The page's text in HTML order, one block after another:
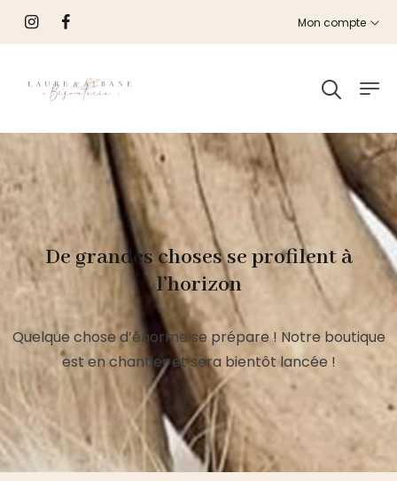
Mon compte
De grandes choses se profilent à
l’horizon
Quelque chose d’énorme se prépare ! Notre boutique
est en chantier et sera bientôt lancée !